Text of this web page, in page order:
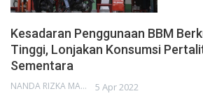
Kesadaran Penggunaan BBM
Tinggi, Lonjakan Konsumsi
Sementara
NANDA RIZKA MAHENDRA 5 Apr 2022